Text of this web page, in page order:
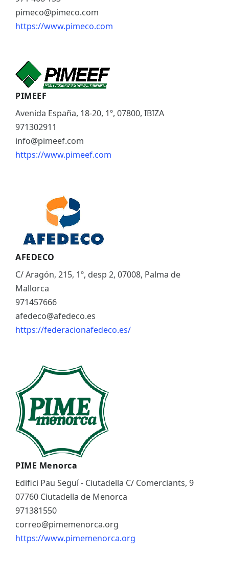
pimeco@pimeco.com
https://www.pimeco.com
PIMEEF
Avenida España, 18-20, 1º, 07800, IBIZA
971302911
info@pimeef.com
https://www.pimeef.com
AFEDECO
C/ Aragón, 215, 1º, desp 2, 07008, Palma de
Mallorca
971457666
afedeco@afedeco.es
https://federacionafedeco.es/
PIME Menorca
Edifici Pau Seguí - Ciutadella C/ Comerciants, 9
07760 Ciutadella de Menorca
971381550
correo@pimemenorca.org
https://www.pimemenorca.org